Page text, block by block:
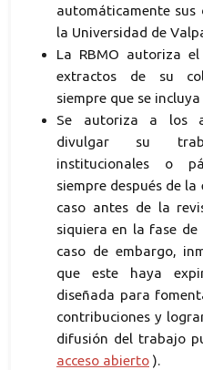
automáticamente sus
la Universidad de
La RBMO autoriza
extractos de su
siempre que se
Se autoriza a los
divulgar su
institucionales o
siempre después de
caso antes de la
siquiera en la fase de
caso de embargo,
que este haya
diseñada para
contribuciones y
difusión del trabajo
acceso abierto).